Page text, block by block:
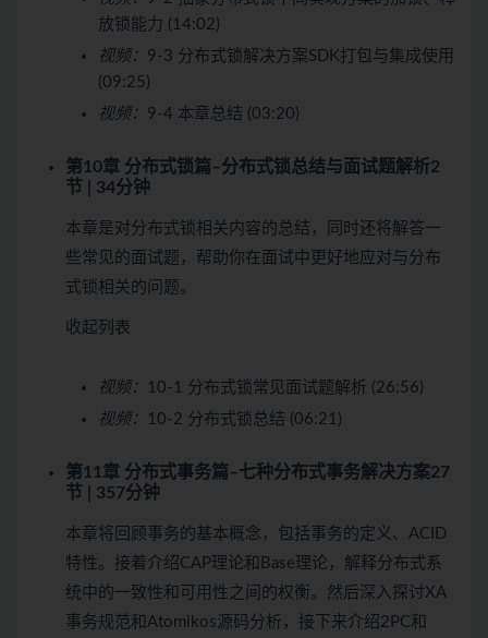
放锁能力 (14:02)
视频： 9-3 分布式锁解决方案SDK打包与集成使用
(09:25)
视频： 9-4 本章总结 (03:20)
第10章 分布式锁篇–分布式锁总结与面试题解析2
节 | 34分钟
本章是对分布式锁相关内容的总结，同时还将解答一
些常见的面试题，帮助你在面试中更好地应对与分布
式锁相关的问题。
收起列表
视频：
10-1 分布式锁常见面试题解析 (26:56)
视频：
10-2 分布式锁总结 (06:21)
第11章 分布式事务篇–七种分布式事务解决方案27
节 | 357分钟
本章将回顾事务的基本概念，包括事务的定义、ACID
特性。接着介绍CAP理论和Base理论，解释分布式系
统中的一致性和可用性之间的权衡。然后深入探讨XA
事务规范和Atomikos源码分析，接下来介绍2PC和